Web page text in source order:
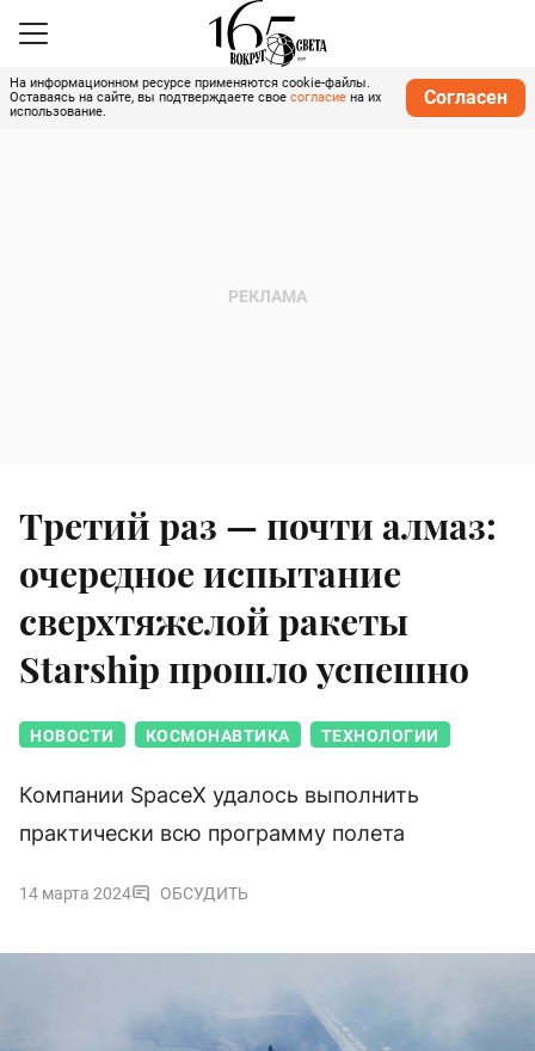
На информационном ресурсе применяются cookie-файлы.
Оставаясь на сайте, вы подтверждаете свое согласие на их
использование.
Согласен
Третий раз — почти алмаз:
очередное испытание
сверхтяжелой ракеты
Starship прошло успешно
НОВОСТИ КОСМОНАВТИКА ТЕХНОЛОГИИ
Компании SpaceX удалось выполнить
практически всю программу полета
14 марта 2024 ОБСУДИТЬ